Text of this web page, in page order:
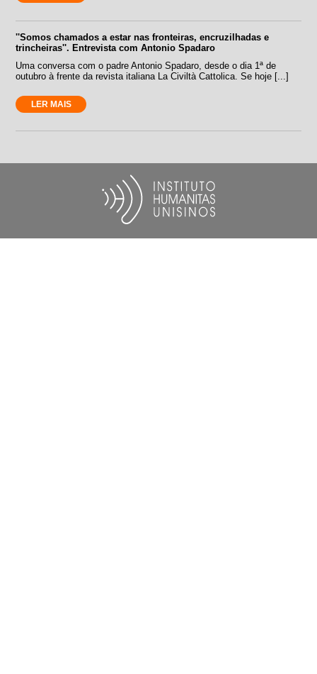
''Somos chamados a estar nas fronteiras, encruzilhadas e
trincheiras''. Entrevista com Antonio Spadaro
Uma conversa com o padre Antonio Spadaro, desde o dia 1ª de
outubro à frente da revista italiana La Civiltà Cattolica. Se hoje [...]
LER MAIS